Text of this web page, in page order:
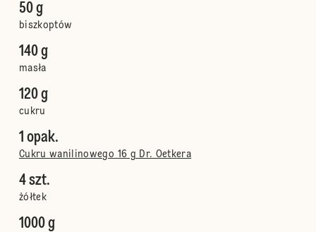
50 g
biszkoptów
140 g
masła
120 g
cukru
1 opak.
Cukru wanilinowego 16 g Dr. Oetkera
4 szt.
żółtek
1000 g